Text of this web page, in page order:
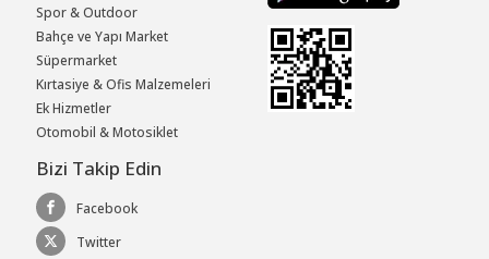
Spor & Outdoor
Bahçe ve Yapı Market
Süpermarket
Kırtasiye & Ofis Malzemeleri
Ek Hizmetler
Otomobil & Motosiklet
Bizi Takip Edin
Facebook
Twitter